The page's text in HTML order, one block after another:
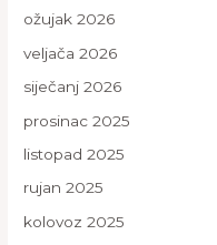
ožujak 2026
veljača 2026
siječanj 2026
prosinac 2025
listopad 2025
rujan 2025
kolovoz 2025